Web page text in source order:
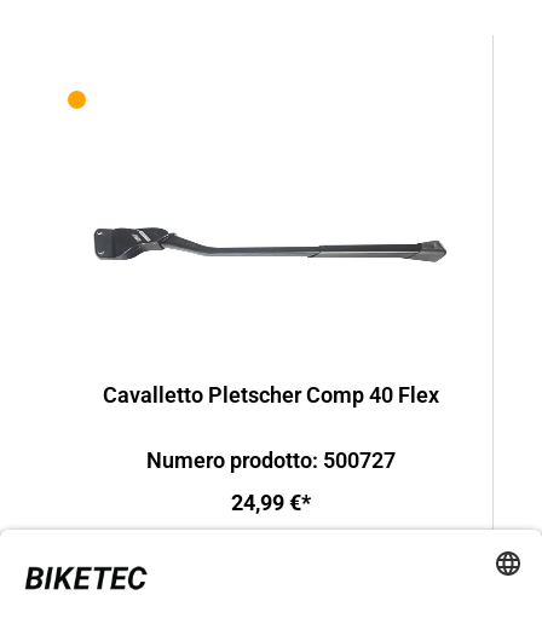
Cavalletto Pletscher Comp 40 Flex
Numero prodotto: 500727
24,99 €*